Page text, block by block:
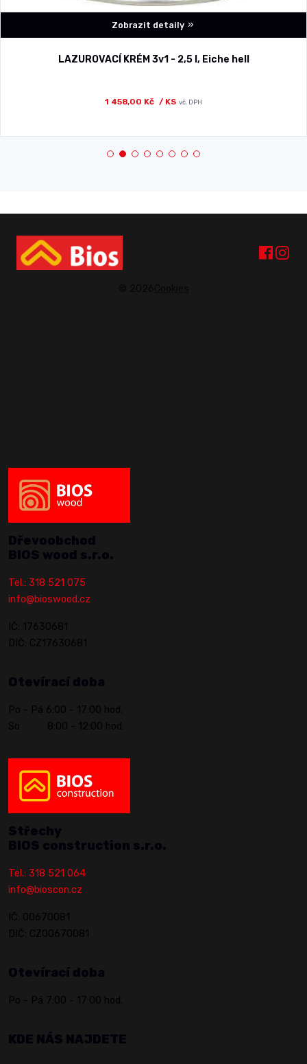
Zobrazit detaily
LAZUROVACÍ KRÉM 3v1 - 2,5 l, Eiche hell
1 458,00 Kč / KS vč. DPH
Dřevoobchod
BIOS wood s.r.o.
Tel.: 318 521 075
info@bioswood.cz
IČ: 17630681
DIČ: CZ17630681
Otevírací doba
Po - Pá 6:00 - 17:00 hod.
So 8:00 - 12:00 hod.
Střechy
BIOS construction s.r.o.
Tel.: 318 521 064
info@bioscon.cz
IČ: 00670081
DIČ: CZ00670081
Otevírací doba
Po - Pá 7:00 - 17:00 hod.
KDE NÁS NAJDETE